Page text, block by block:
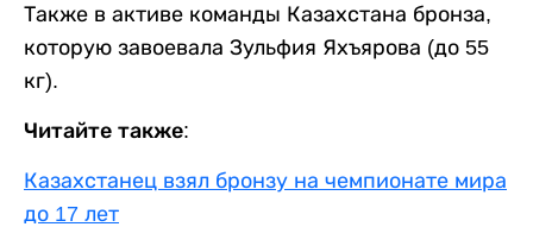
Также в активе команды Казахстана бронза,
которую завоевала Зульфия Яхъярова (до 55
кг).
Читайте также:
Казахстанец взял бронзу на чемпионате мира
до 17 лет